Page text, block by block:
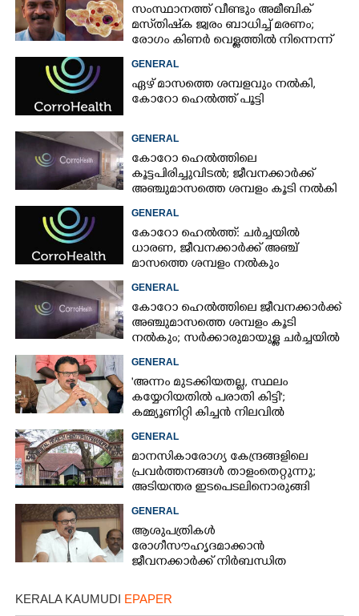
സംസ്ഥാനത്ത് വീണ്ടും അമീബിക്
മസ്‌തിഷ്‌ക ജ്വരം ബാധിച്ച് മരണം;
രോഗം കിണർ വെള്ളത്തിൽ നിന്നെന്ന്
GENERAL
ഏഴ് മാസത്തെ ശമ്പളവും നൽകി,
കോറോ ഹെൽത്ത് പൂട്ടി
GENERAL
കോറോ ഹെൽത്തിലെ
കൂട്ടപിരിച്ചുവിടൽ; ജീവനക്കാർക്ക്
അഞ്ചുമാസത്തെ ശമ്പളം കൂടി നൽകി
GENERAL
കോറോ ഹെൽത്ത്: ചർച്ചയിൽ
ധാരണ, ജീവനക്കാർക്ക് അഞ്ച്
മാസത്തെ ശമ്പളം നൽകും
GENERAL
കോറോ ഹെൽത്തിലെ ജീവനക്കാർക്ക്
അഞ്ചുമാസത്തെ ശമ്പളം കൂടി
നൽകും; സർക്കാരുമായുള്ള ചർച്ചയിൽ
GENERAL
'അന്നം മുടക്കിയതല്ല, സ്ഥലം
കയ്യേറിയതിൽ പരാതി കിട്ടി';
കമ്മ്യൂണിറ്റി കിച്ചൻ നിലവിൽ
GENERAL
മാനസികാരോഗ്യ കേന്ദ്രങ്ങളിലെ
പ്രവർത്തനങ്ങൾ താളംതെറ്റുന്നു;
അടിയന്തര ഇടപെടലിനൊരുങ്ങി
GENERAL
ആശുപത്രികള്‍
രോഗീസൗഹൃദമാക്കാന്‍
ജീവനക്കാര്‍ക്ക് നിര്‍ബന്ധിത
KERALA KAUMUDI EPAPER